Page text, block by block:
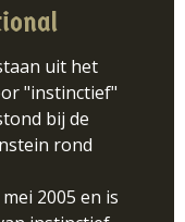
uit het
"instinctief"
bij de
rond
2005 en is